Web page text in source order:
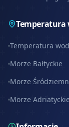
Temperatura
Temperatura
Morze Bałtyckie
Morze
Morze Adriatyckie